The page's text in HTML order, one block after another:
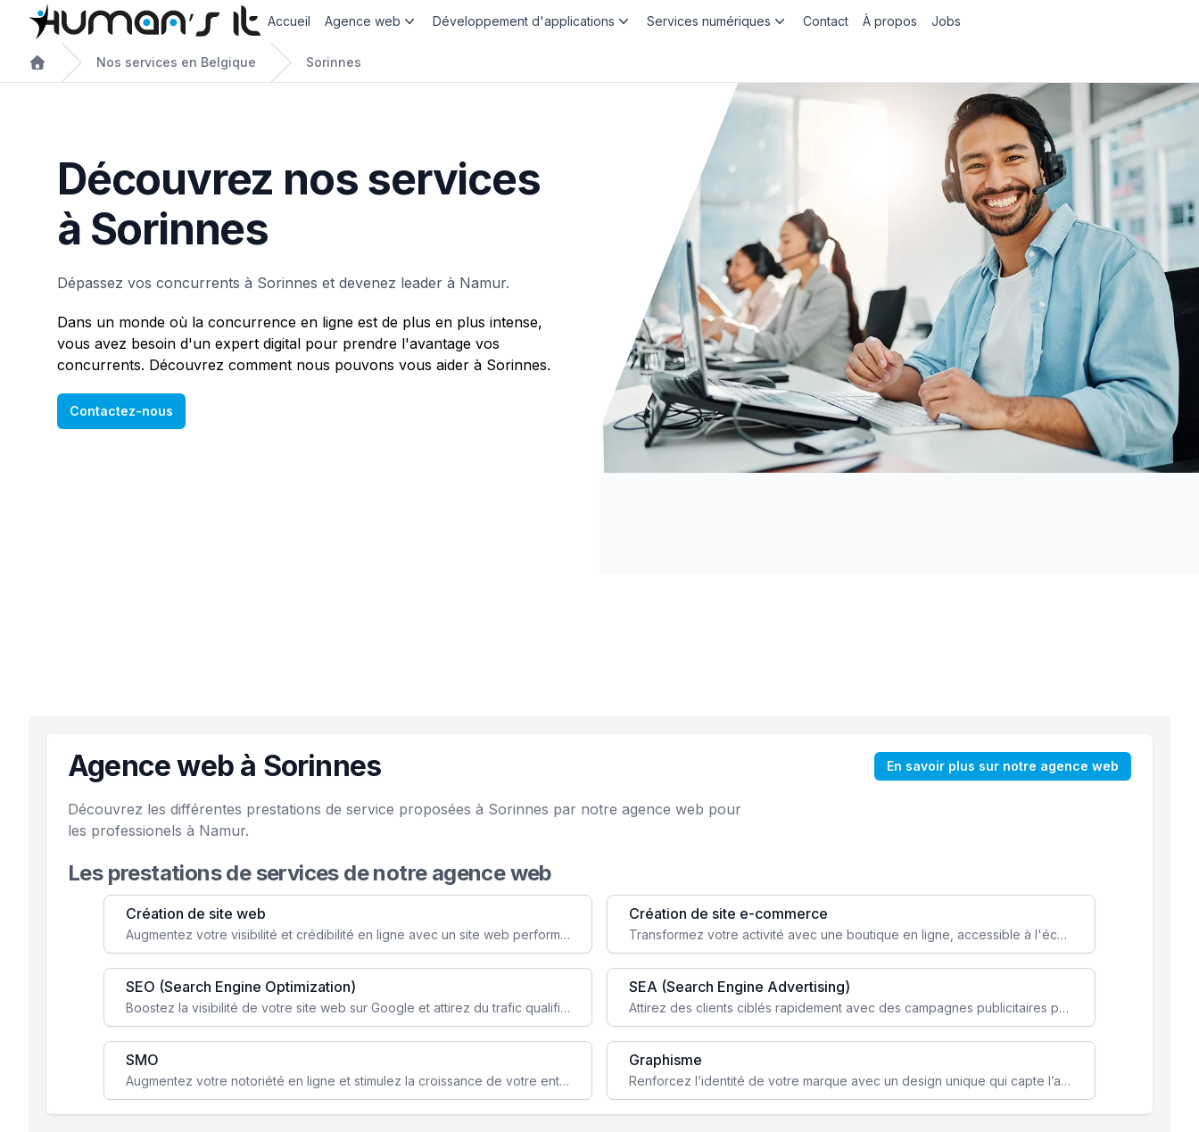
Accueil Agence web Développement d'applications Services numériques Contact À propos Jobs
Nos services en Belgique Sorinnes
Découvrez nos services
à Sorinnes
Dépassez vos concurrents à Sorinnes et devenez leader à Namur.
Dans un monde où la concurrence en ligne est de plus en plus intense,
vous avez besoin d'un expert digital pour prendre l'avantage vos
concurrents. Découvrez comment nous pouvons vous aider à Sorinnes.
Contactez-nous
Agence web à Sorinnes En savoir plus sur notre agence web
Découvrez les différentes prestations de service proposées à Sorinnes par notre agence web pour
les professionels à Namur.
Les prestations de services de notre agence web
Création de site web
Augmentez votre visibilité et crédibilité en ligne avec un site web performant, conçu pour attirer plus de clients.
Création de site e-commerce
Transformez votre activité avec une boutique en ligne, accessible à l'échelle mondiale 24/7.
SEO (Search Engine Optimization)
Boostez la visibilité de votre site web sur Google et attirez du trafic qualifié grâce à nos stratégies SEO.
SEA (Search Engine Advertising)
Attirez des clients ciblés rapidement avec des campagnes publicitaires payantes optimisées pour vos objectifs.
SMO
Augmentez votre notoriété en ligne et stimulez la croissance de votre entreprise grâce à une stratégie sociale sur mesure.
Graphisme
Renforcez l’identité de votre marque avec un design unique qui capte l’attention et engage vos clients.